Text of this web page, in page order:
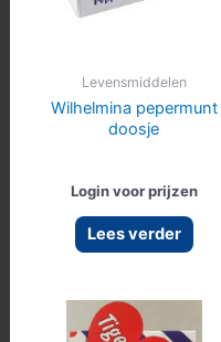
Levensmiddelen
Wilhelmina pepermunt
doosje
Login voor prijzen
Lees verder